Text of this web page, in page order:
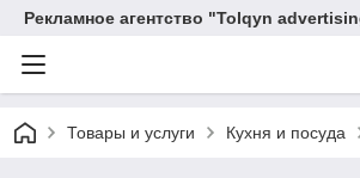
Рекламное агентство "Tolqyn
Товары и услуги Кухня и посуда